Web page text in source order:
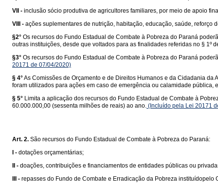
VII - inclusão sócio produtiva de agricultores familiares, por meio de apoio
VIII - ações suplementares de nutrição, habitação, educação, saúde,
§2° Os recursos do Fundo Estadual de Combate à Pobreza do Paraná
outras instituições, desde que voltados para as finalidades referidas no § 1º
§3° Os recursos do Fundo Estadual de Combate à Pobreza do Paraná
20171 de 07/04/2020)
§ 4°As Comissões de Orçamento e de Direitos Humanos e da Cidadania
foram utilizados para ações em caso de emergência ou calamidade
§ 5° Limita a aplicação dos recursos do Fundo Estadual de Combate à
60.000.000,00 (sessenta milhões de reais) ao ano. (Incluído pela Lei 20171
Art. 2. São recursos do Fundo Estadual de Combate à Pobreza do Paraná:
I - dotações orçamentárias;
II - doações, contribuições e financiamentos de entidades públicas ou
III - repasses do Fundo de Combate e Erradicação da Pobreza instituídopelo